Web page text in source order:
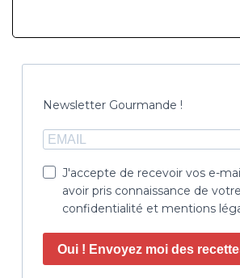
Newsletter Gourmande !
J'accepte de recevoir vos e-
avoir pris connaissance de
confidentialité et mentions
Oui ! Envoyez moi des